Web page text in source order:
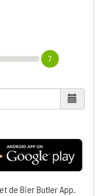
7
de Bier Butler App.